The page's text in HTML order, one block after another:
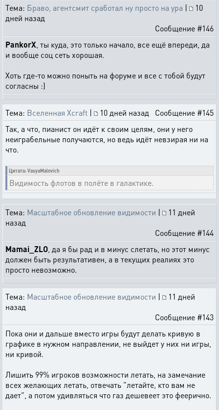
Тема: Браво, агентсмит сработал ну просто на ура |
10
дней назад
Сообщение #146
PankorX , ты куда, это только начало, все ещё впереди, да
и вообще соц сеть хорошая.
Хоть где-то можно поныть на форуме и все с тобой будут
согласны :)
Тема: Вселенная Xcraft | 10 дней назад
Сообщение #145
Так, а что, пианист он идёт к своим целям, они у него
неиграбельные получаются, но ведь идёт невзирая ни на
что.
Цитата: VasyaMalevich
Видимость флотов в полёте в галактике.
Тема: Масштабное обновление видимости |
11 дней
назад
Сообщение #144
Mamai_ZLO , да я бы рад и в минус слетать, но этот минус
должен быть результативен, а в текущих реалиях это
просто невозможно.
Тема: Масштабное обновление видимости |
11 дней
назад
Сообщение #143
Пока они и дальше вместо игры будут делать кривую в
графике в нужном направлении, не выйдет у них ни игры,
ни кривой.
Лишить 99% игроков возможности летать, на замечание
всех желающих летать, отвечать "летайте, кто вам не
дает", а потом удивляться что газ дешевеет это феерично.